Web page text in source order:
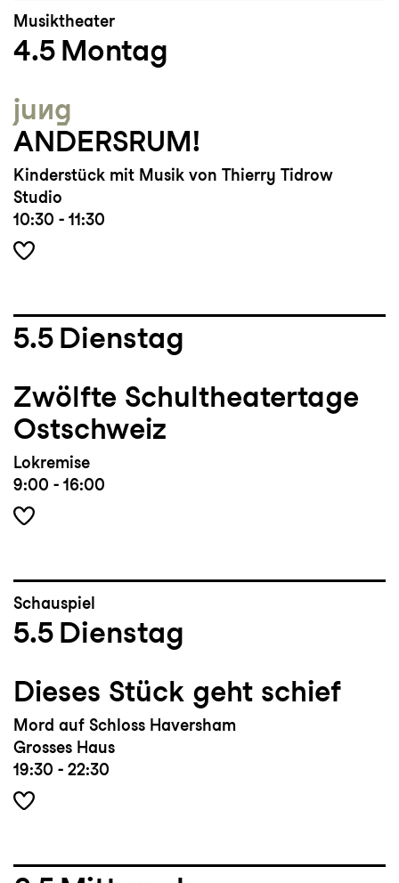
Musiktheater
4.5 Montag
jung
ANDERSRUM!
Kinderstück mit Musik von Thierry Tidrow
Studio
10:30 - 11:30
5.5 Dienstag
Zwölfte Schultheatertage
Ostschweiz
Lokremise
9:00 - 16:00
Schauspiel
5.5 Dienstag
Dieses Stück geht schief
Mord auf Schloss Haversham
Grosses Haus
19:30 - 22:30